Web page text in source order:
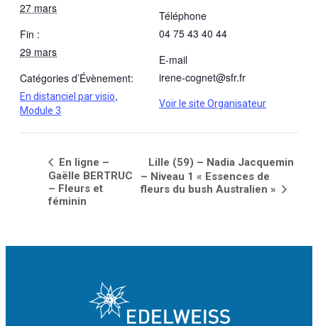
27 mars
Fin :
29 mars
Catégories d’Évènement:
En distanciel par visio,
Module 3
Téléphone
04 75 43 40 44
E-mail
irene-cognet@sfr.fr
Voir le site Organisateur
En ligne –
Gaëlle BERTRUC
– Fleurs et
féminin
Lille (59) – Nadia Jacquemin
– Niveau 1 « Essences de
fleurs du bush Australien »